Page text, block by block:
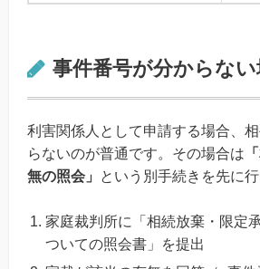
事件番号が分からな
利害関係人として申請する場合、
らないのが普通です。その場合は
無の照会」
という別手続きを先に行
家庭裁判所に「相続放棄・限定
ついての照会書」を提出